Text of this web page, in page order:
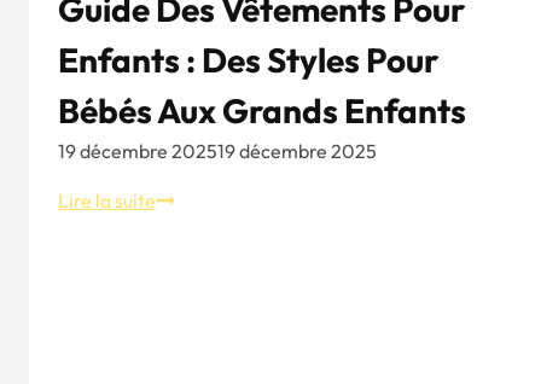
Guide Des Vêtements Pour
Enfants : Des Styles Pour
Bébés Aux Grands Enfants
19 décembre 202519 décembre 2025
Lire la suiteGuide